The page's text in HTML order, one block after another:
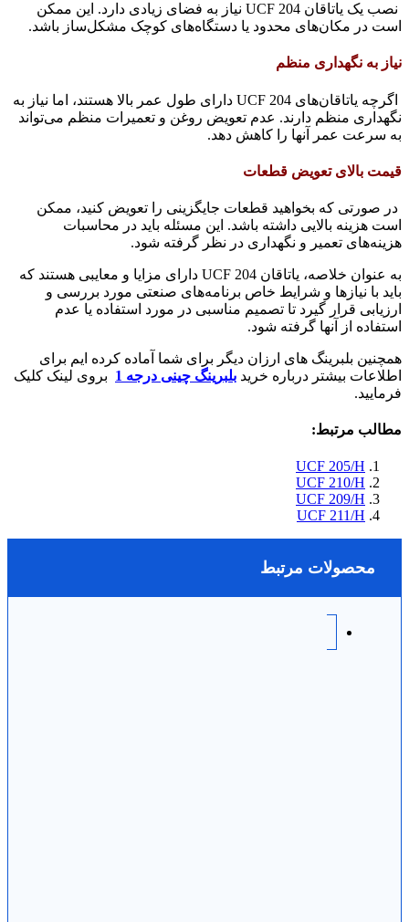
نصب یک یاتاقان UCF 204 نیاز به فضای زیادی دارد. این ممکن
است در مکان‌های محدود یا دستگاه‌های کوچک مشکل‌ساز باشد.
نیاز به نگهداری منظم
اگرچه یاتاقان‌های UCF 204 دارای طول عمر بالا هستند، اما نیاز به
نگهداری منظم دارند. عدم تعویض روغن و تعمیرات منظم می‌تواند
به سرعت عمر آنها را کاهش دهد.
قیمت بالای تعویض قطعات
در صورتی که بخواهید قطعات جایگزینی را تعویض کنید، ممکن
است هزینه بالایی داشته باشد. این مسئله باید در محاسبات
هزینه‌های تعمیر و نگهداری در نظر گرفته شود.
به عنوان خلاصه، یاتاقان UCF 204 دارای مزایا و معایبی هستند که
باید با نیازها و شرایط خاص برنامه‌های صنعتی مورد بررسی و
ارزیابی قرار گیرد تا تصمیم مناسبی در مورد استفاده یا عدم
استفاده از آنها گرفته شود.
همچنین بلبرینگ های ارزان دیگر برای شما آماده کرده ایم برای
اطلاعات بیشتر درباره خرید بلبرینگ چینی درجه 1
بروی لینک کلیک
فرمایید.
مطالب مرتبط:
UCF 205/H
UCF 210/H
UCF 209/H
UCF 211/H
محصولات مرتبط